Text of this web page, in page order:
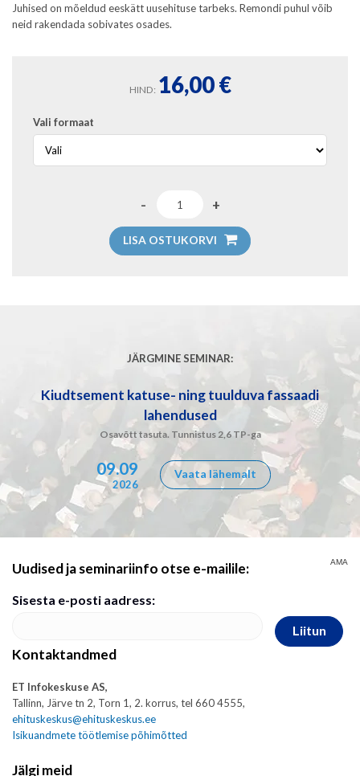
Juhised on mõeldud eeskätt uusehituse tarbeks. Remondi puhul võib
neid rakendada sobivates osades.
HIND: 16,00€
Vali formaat
LISA OSTUKORVI
JÄRGMINE SEMINAR:
Kiudtsement katuse- ning tuulduva fassaadi
lahendused
Osavõtt tasuta. Tunnistus 2,6 TP-ga
09.09
2026
Vaata lähemalt
Uudised ja seminariinfo otse e-mailile:
Sisesta e-posti aadress:
Liitun
Kontaktandmed
ET Infokeskuse AS,
Tallinn, Järve tn 2, Torn 1, 2. korrus, tel 660 4555,
ehituskeskus@ehituskeskus.ee
Isikuandmete töötlemise põhimõtted
Jälgi meid
AMA